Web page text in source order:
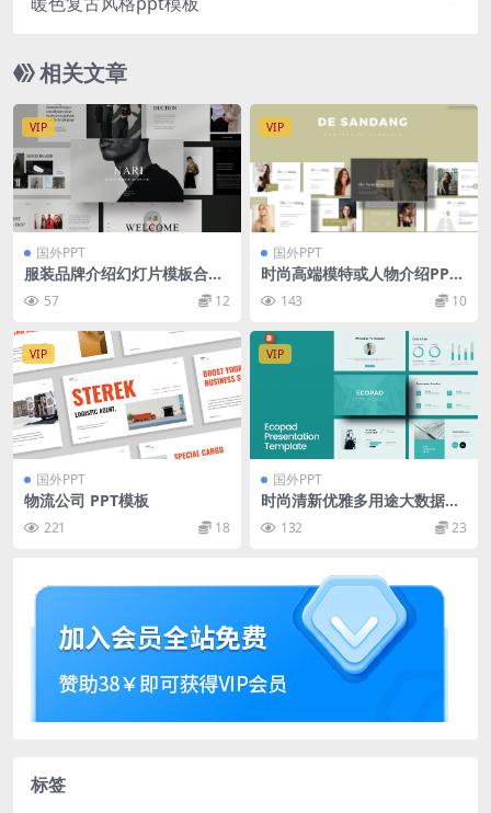
相关文章
VIP
国外PPT
服装品牌介绍幻灯片模板合集
NARI Minimal Bundle Pres
entation Template
57 12
VIP
国外PPT
时尚高端模特或人物介绍PPT
模板简约ppt模板好看的ppt模
板下载
143 10
VIP
国外PPT
物流公司 PPT模板
221 18
VIP
国外PPT
时尚清新优雅多用途大数据po
werpoint幻灯片演示模板（p
ptx）
132 23
标签